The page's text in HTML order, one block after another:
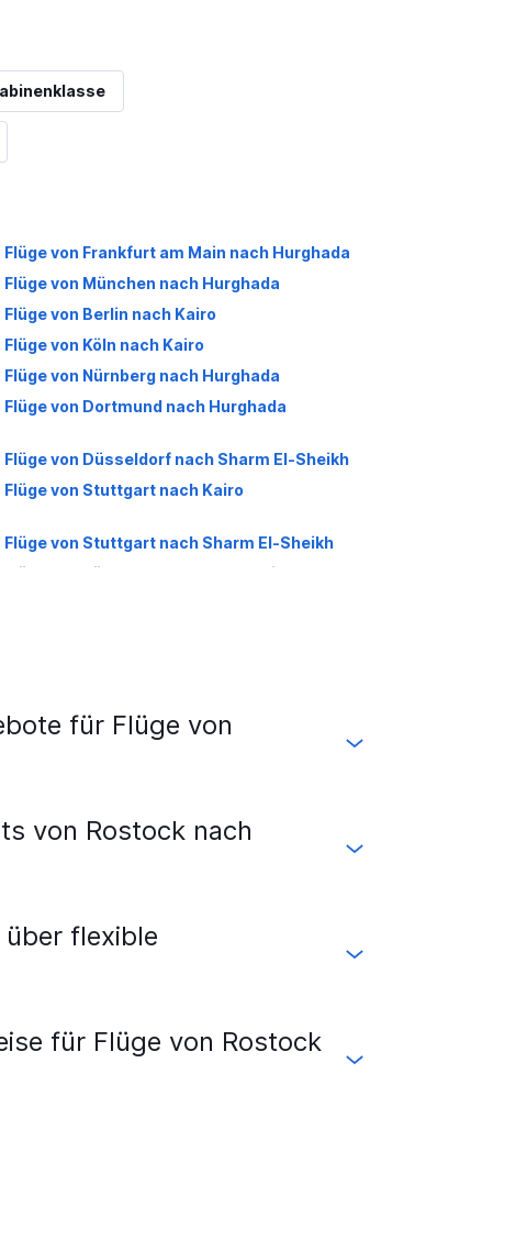
Flüge von Frankfurt am Main nach Hurghada
Flüge von München nach Hurghada
Flüge von Berlin nach Kairo
Flüge von Köln nach Kairo
Flüge von Nürnberg nach Hurghada
Flüge von Dortmund nach Hurghada
Flüge von Düsseldorf nach Sharm El-Sheikh
Flüge von Stuttgart nach Kairo
Flüge von Stuttgart nach Sharm El-Sheikh
Flüge von Köln nach Sharm El-Sheikh
für Flüge von
von Rostock nach
über flexible
für Flüge von Rostock